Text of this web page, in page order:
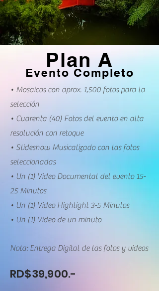
Plan A
Evento Completo
• Mosaicos con aprox. 1,500 fotos para la
selección
• Cuarenta (40) Fotos del evento en alta
resolución con retoque
• Slideshow Musicalizado con las fotos
seleccionadas
• Un (1) Video Documental del evento 15-
25 Minutos
• Un (1) Video Highlight 3-5 Minutos
• Un (1) Video de un minuto
Nota: Entrega Digital de las fotos y videos
RD$39,900.-